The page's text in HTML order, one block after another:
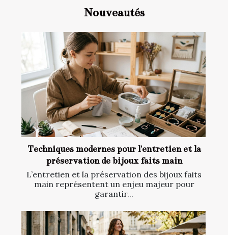
Nouveautés
Techniques modernes pour l'entretien et la
préservation de bijoux faits main
L’entretien et la préservation des bijoux faits
main représentent un enjeu majeur pour
garantir...